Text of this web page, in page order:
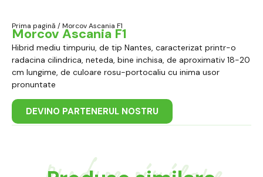
Prima pagină / Morcov Ascania F1
Morcov Ascania F1
Hibrid mediu timpuriu, de tip Nantes, caracterizat printr-o
radacina cilindrica, neteda, bine inchisa, de aproximativ 18-20
cm lungime, de culoare rosu-portocaliu cu inima usor
pronuntate
DEVINO PARTENERUL NOSTRU